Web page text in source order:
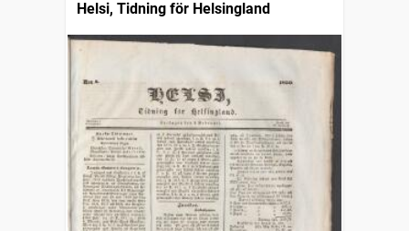
Helsi, Tidning för Helsingland